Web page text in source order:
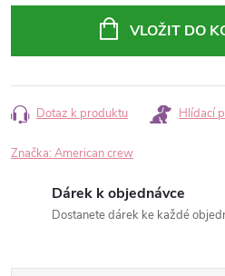
VLOŽIT DO
Dotaz k produktu Hlídací
Značka: American crew
Dárek k objednávce
Dostanete dárek ke každé